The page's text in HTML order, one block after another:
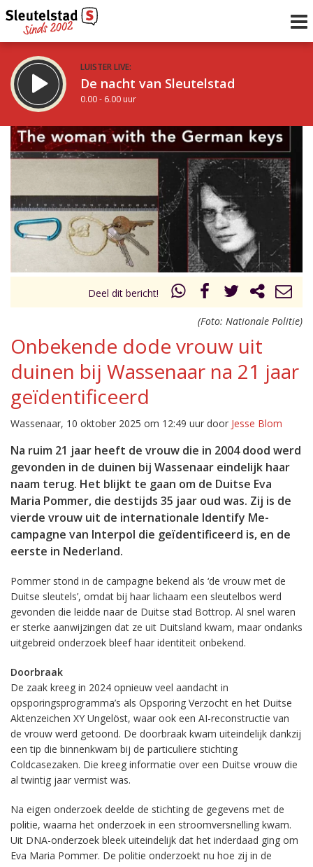
LUISTER LIVE:
De nacht van Sleutelstad
0.00 - 6.00 uur
STRAKS:
De ochtend van Sleutelstad
uur 1 van 0 Volgend uur
Inklappen
Deel dit bericht!
(Foto: Nationale Politie)
Onbekende dode vrouw uit
duinen bij Wassenaar na 21 jaar
geïdentificeerd
Wassenaar, 10 oktober 2025 om 12:49 uur door Jesse Blom
Na ruim 21 jaar heeft de vrouw die in 2004 dood werd
gevonden in de duinen bij Wassenaar eindelijk haar
naam terug. Het blijkt te gaan om de Duitse Eva
Maria Pommer, die destijds 35 jaar oud was. Zij is de
vierde vrouw uit de internationale Identify Me-
campagne van Interpol die geïdentificeerd is, en de
eerste in Nederland.
Pommer stond in de campagne bekend als ‘de vrouw met de
Duitse sleutels’, omdat bij haar lichaam een sleutelbos werd
gevonden die leidde naar de Duitse stad Bottrop. Al snel waren
er sterke aanwijzingen dat ze uit Duitsland kwam, maar ondanks
uitgebreid onderzoek bleef haar identiteit onbekend.
Doorbraak
De zaak kreeg in 2024 opnieuw veel aandacht in
opsporingsprogramma’s als Opsporing Verzocht en het Duitse
Aktenzeichen XY Ungelöst, waar ook een AI-reconstructie van
de vrouw werd getoond. De doorbraak kwam uiteindelijk dankzij
een tip die binnenkwam bij de particuliere stichting
Coldcasezaken. Die kreeg informatie over een Duitse vrouw die
al twintig jaar vermist was.
Na eigen onderzoek deelde de stichting de gegevens met de
politie, waarna het onderzoek in een stroomversnelling kwam.
Uit DNA-onderzoek bleek uiteindelijk dat het inderdaad ging om
Eva Maria Pommer. De politie onderzoekt nu hoe zij in de